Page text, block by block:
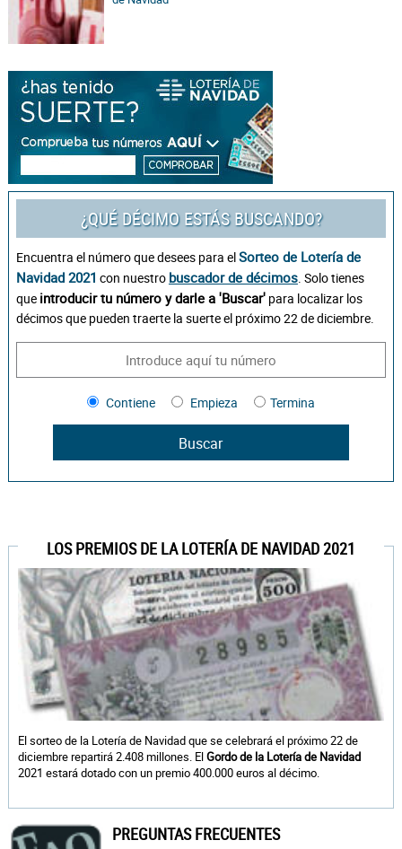
¿QUÉ DÉCIMO ESTÁS BUSCANDO?
Encuentra el número que desees para elSorteo de Lotería de
Navidad 2021 con nuestro buscador de décimos. Solo tienes
que introducir tu número y darle a 'Buscar'para localizar los
décimos que pueden traerte la suerte el próximo 22 de diciembre.
Contiene Empieza Termina
LOS PREMIOS DE LA LOTERÍA DE NAVIDAD 2021
El sorteo de la Lotería de Navidad que se celebrará el próximo 22 de
diciembre repartirá 2.408 millones. ElGordo de la Lotería de Navidad
2021 estará dotado con un premio 400.000 euros al décimo.
PREGUNTAS FRECUENTES